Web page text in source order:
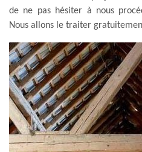
de ne pas hésiter à nous
Nous allons le traiter